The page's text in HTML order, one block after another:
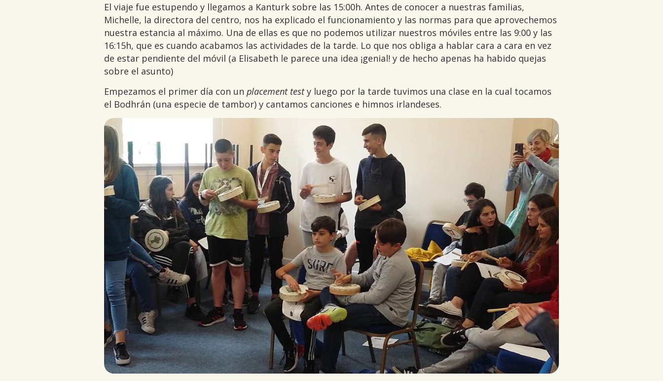
El viaje fue estupendo y llegamos a Kanturk sobre las 15:00h. Antes de conocer a nuestras familias,
Michelle, la directora del centro, nos ha explicado el funcionamiento y las normas para que aprovechemos
nuestra estancia al máximo. Una de ellas es que no podemos utilizar nuestros móviles entre las 9:00 y las
16:15h, que es cuando acabamos las actividades de la tarde. Lo que nos obliga a hablar cara a cara en vez
de estar pendiente del móvil (a Elisabeth le parece una idea ¡genial! y de hecho apenas ha habido quejas
sobre el asunto)
Empezamos el primer día con un placement testy luego por la tarde tuvimos una clase en la cual tocamos
el Bodhrán (una especie de tambor) y cantamos canciones e himnos irlandeses.